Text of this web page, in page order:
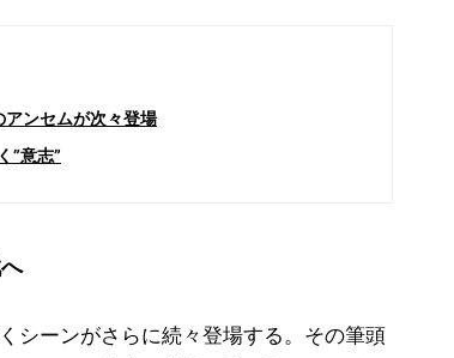
ンセムが次々登場
”意志”
シーンがさらに続々登場する。その筆頭